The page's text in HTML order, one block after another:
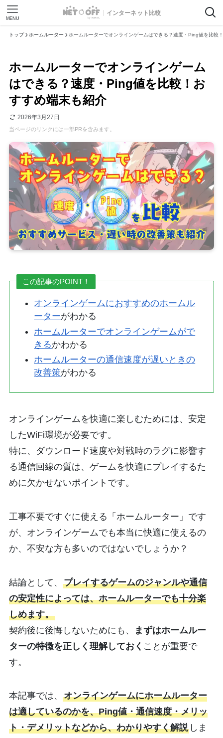
インターネット比較
MENU
トップ ホームルーター ホームルーターでオンラインゲームはできる？速度・Ping値を比較
ホームルーターでオンラインゲーム
はできる？速度・Ping値を比較！お
すすめ端末も紹介
2026年3月27日
当ページのリンクには一部PRを含みます。
この記事のPOINT！
オンラインゲームにおすすめのホームル
ーターがわかる
ホームルーターでオンラインゲームがで
きるかわかる
ホームルーターの通信速度が遅いときの
改善策がわかる
オンラインゲームを快適に楽しむためには、安定
したWiFi環境が必要です。
特に、ダウンロード速度や対戦時のラグに影響す
る通信回線の質は、ゲームを快適にプレイするた
めに欠かせないポイントです。
工事不要ですぐに使える「ホームルーター」です
が、オンラインゲームでも本当に快適に使えるの
か、不安な方も多いのではないでしょうか？
結論として、 プレイするゲームのジャンルや通信
の安定性によっては、ホームルーターでも十分楽
しめます。
契約後に後悔しないためにも、
まずはホームルー
ターの特徴を正しく理解しておく ことが重要で
す。
本記事では、 オンラインゲームにホームルーター
は適しているのかを、Ping値・通信速度・メリッ
ト・デメリットなどから、わかりやすく解説しま